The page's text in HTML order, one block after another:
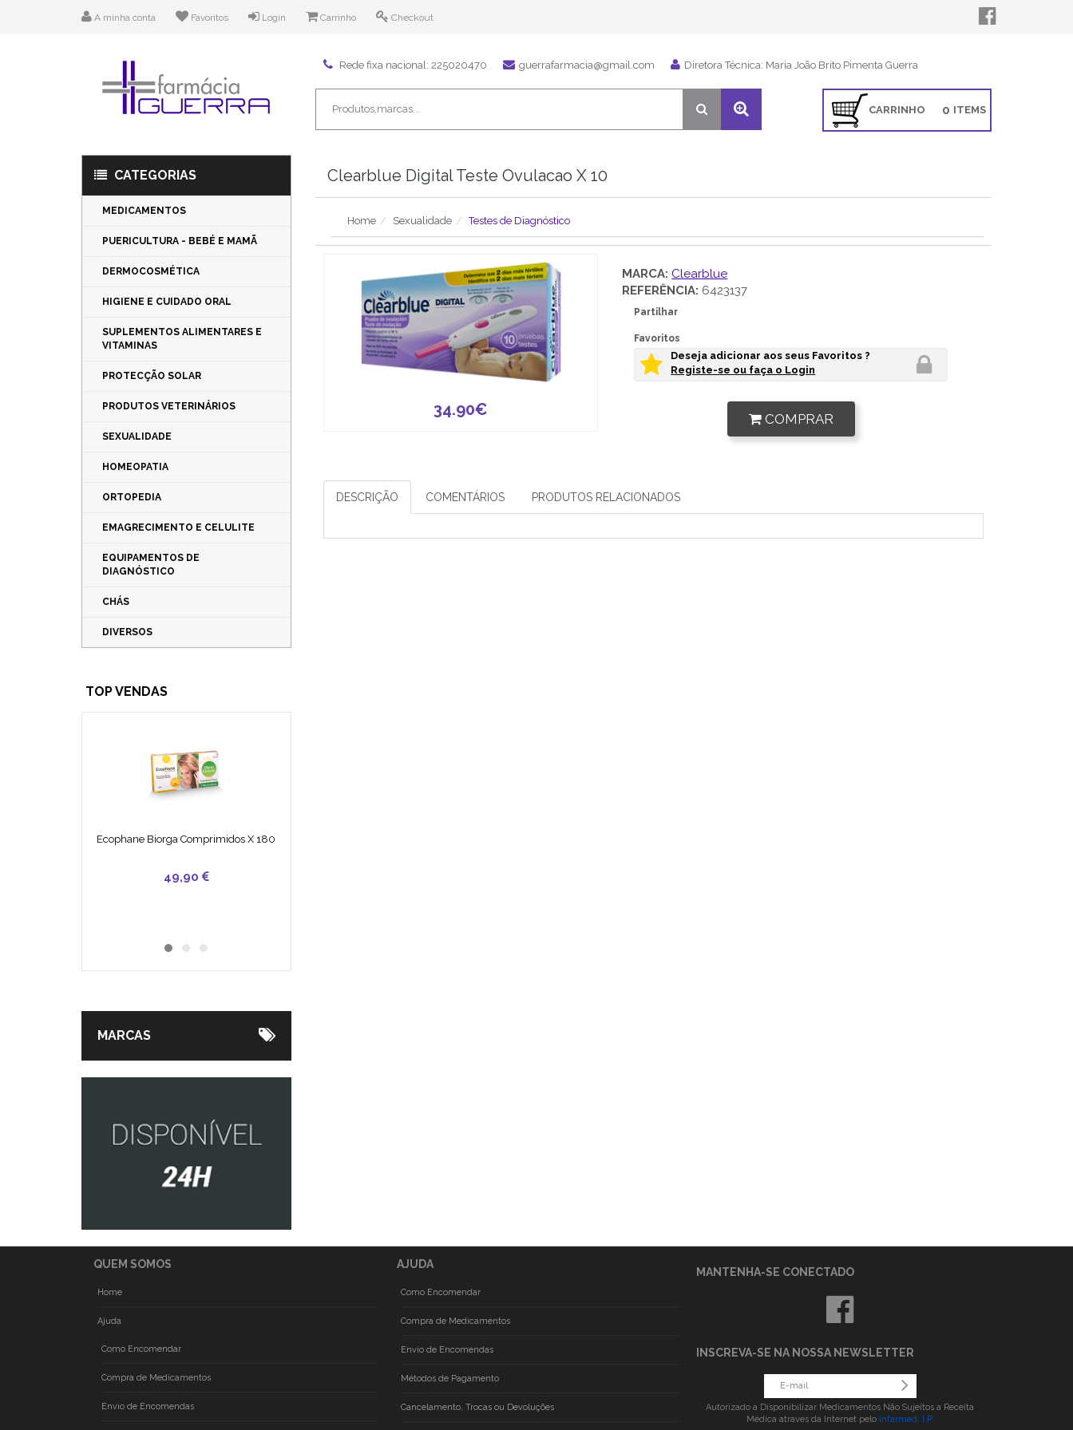
A minha conta Favoritos Login Carrinho Checkout
Rede fixa nacional: 225020470 guerrafarmacia@gmail.com Diretora Técnica: Maria João Brito Pimenta Guerra
CARRINHO ITEMS
0
CATEGORIAS
MEDICAMENTOS
PUERICULTURA - BEBÉ E MAMÃ
DERMOCOSMÉTICA
HIGIENE E CUIDADO ORAL
SUPLEMENTOS ALIMENTARES E
VITAMINAS
PROTECÇÃO SOLAR
PRODUTOS VETERINÁRIOS
SEXUALIDADE
HOMEOPATIA
ORTOPEDIA
EMAGRECIMENTO E CELULITE
EQUIPAMENTOS DE
DIAGNÓSTICO
CHÁS
DIVERSOS
TOP VENDAS
Ecophane Biorga Comprimidos X 180
49,90
MARCAS
Clearblue Digital Teste Ovulacao X 10
Home Sexualidade Testes de Diagnóstico
34.90€
MARCA: Clearblue
REFERÊNCIA: 6423137
Partilhar
Favoritos
Deseja adicionar aos seus Favoritos ?
Registe-se ou faça o Login
COMPRAR
DESCRIÇÃO COMENTÁRIOS PRODUTOS RELACIONADOS
QUEM SOMOS
Home
Ajuda
Como Encomendar
Compra de Medicamentos
Envio de Encomendas
AJUDA
Como Encomendar
Compra de Medicamentos
Envio de Encomendas
Métodos de Pagamento
Cancelamento, Trocas ou Devoluções
MANTENHA-SE CONECTADO
INSCREVA-SE NA NOSSA NEWSLETTER
Autorizado a Disponibilizar Medicamentos Não Sujeitos a Receita
Médica atraves da Internet pelo Infarmed, I.P.